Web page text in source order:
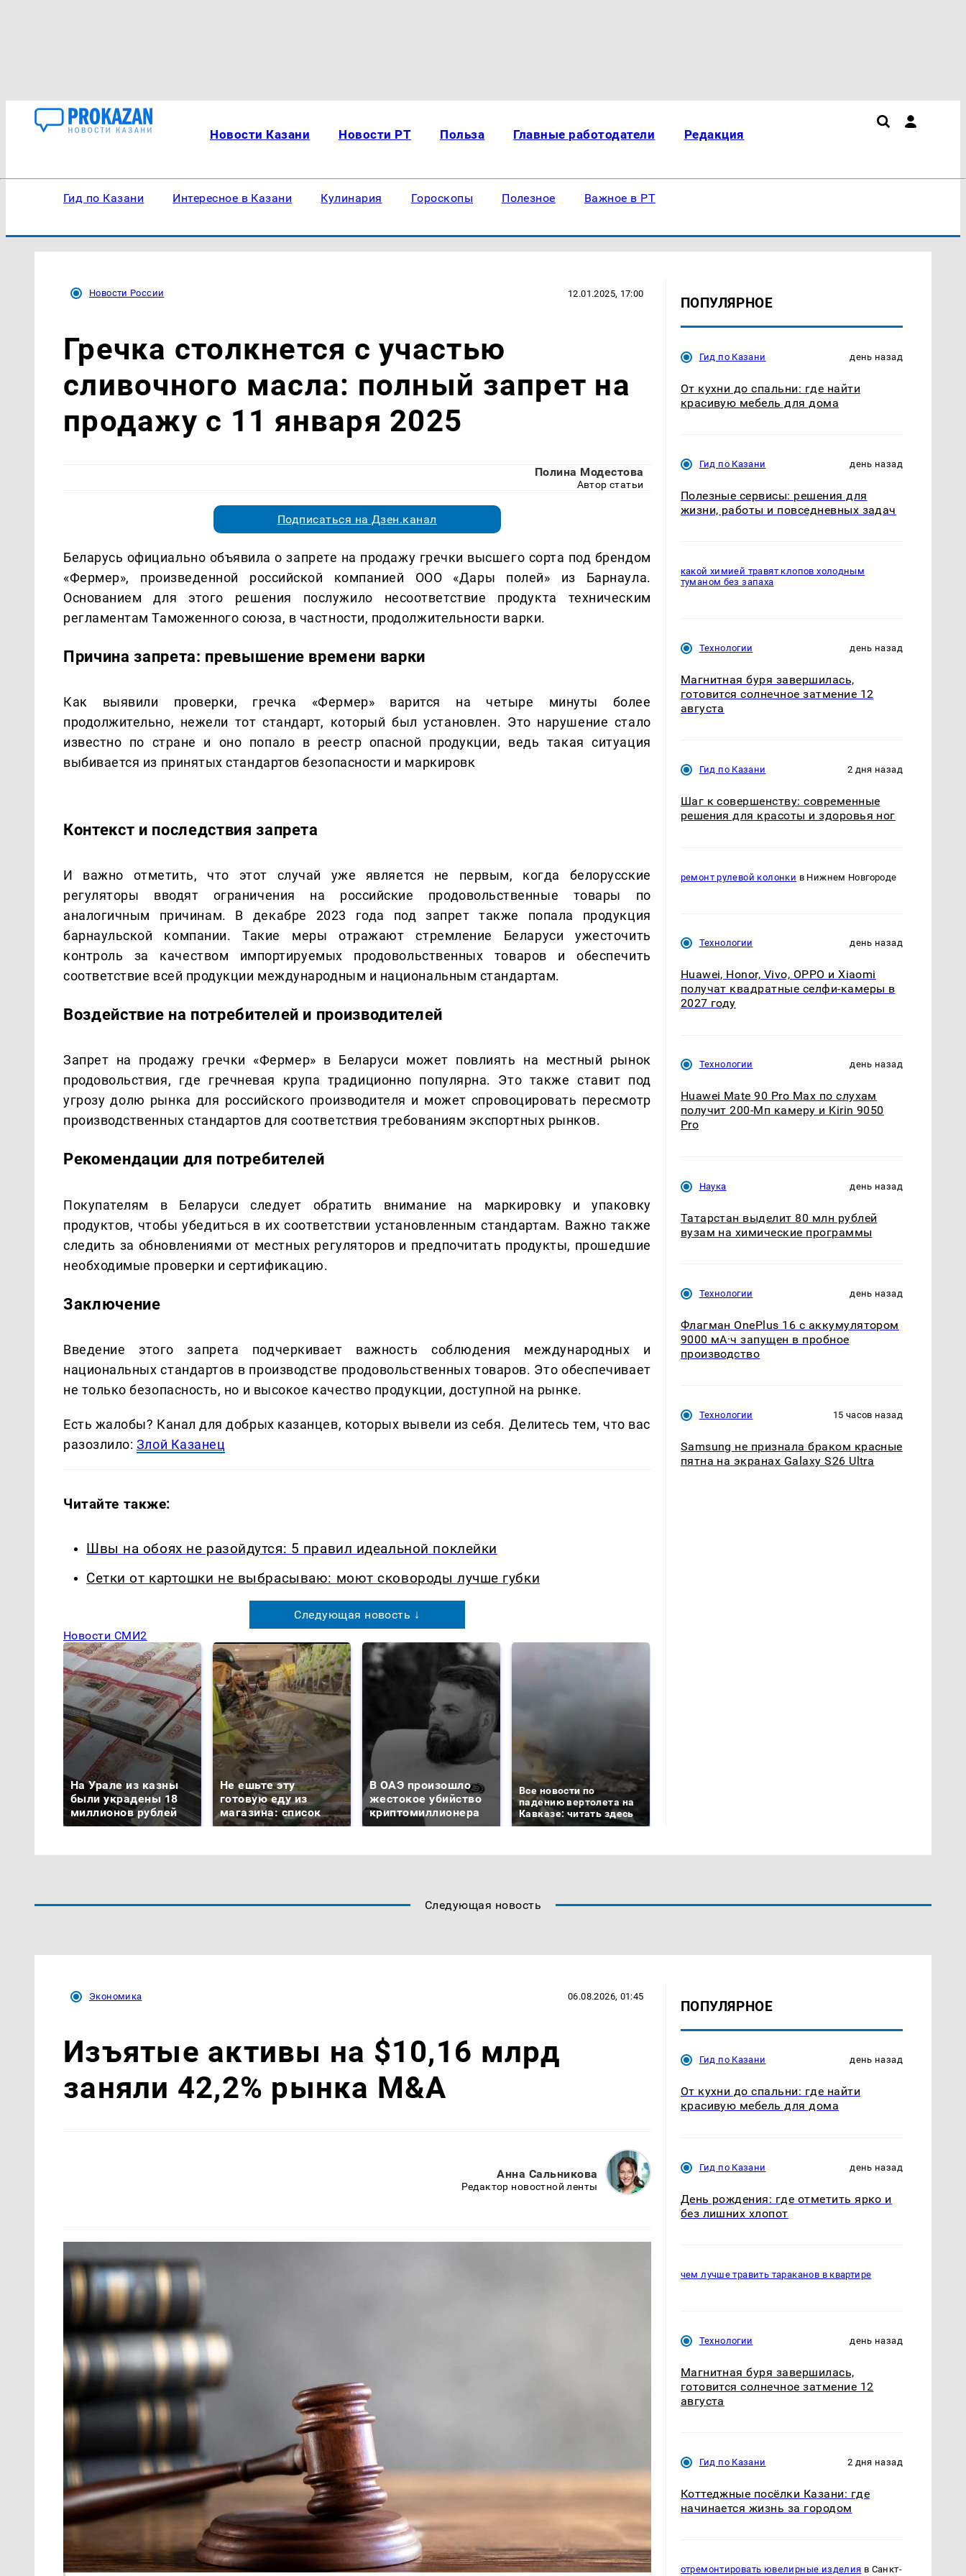
Новости Казани Новости РТ Польза Главные работодатели Редакция
Гид по Казани Интересное в Казани Кулинария Гороскопы Полезное Важное в РТ
Новости России 12.01.2025, 17:00
Гречка столкнется с участью
сливочного масла: полный запрет на
продажу с 11 января 2025
Полина Модестова
Автор статьи
Подписаться на Дзен.канал
Беларусь официально объявила о запрете на продажу гречки высшего сорта под брендом
«Фермер», произведенной российской компанией ООО «Дары полей» из Барнаула.
Основанием для этого решения послужило несоответствие продукта техническим
регламентам Таможенного союза, в частности, продолжительности варки.
Причина запрета: превышение времени варки
Как выявили проверки, гречка «Фермер» варится на четыре минуты более
продолжительно, нежели тот стандарт, который был установлен. Это нарушение стало
известно по стране и оно попало в реестр опасной продукции, ведь такая ситуация
выбивается из принятых стандартов безопасности и маркировк
Контекст и последствия запрета
И важно отметить, что этот случай уже является не первым, когда белорусские
регуляторы вводят ограничения на российские продовольственные товары по
аналогичным причинам. В декабре 2023 года под запрет также попала продукция
барнаульской компании. Такие меры отражают стремление Беларуси ужесточить
контроль за качеством импортируемых продовольственных товаров и обеспечить
соответствие всей продукции международным и национальным стандартам.
Воздействие на потребителей и производителей
Запрет на продажу гречки «Фермер» в Беларуси может повлиять на местный рынок
продовольствия, где гречневая крупа традиционно популярна. Это также ставит под
угрозу долю рынка для российского производителя и может спровоцировать пересмотр
производственных стандартов для соответствия требованиям экспортных рынков.
Рекомендации для потребителей
Покупателям в Беларуси следует обратить внимание на маркировку и упаковку
продуктов, чтобы убедиться в их соответствии установленным стандартам. Важно также
следить за обновлениями от местных регуляторов и предпочитать продукты, прошедшие
необходимые проверки и сертификацию.
Заключение
Введение этого запрета подчеркивает важность соблюдения международных и
национальных стандартов в производстве продовольственных товаров. Это обеспечивает
не только безопасность, но и высокое качество продукции, доступной на рынке.
Есть жалобы? Канал для добрых казанцев, которых вывели из себя. Делитеcь тем, что вас
разозлило: Злой Казанец
Читайте также:
Швы на обоях не разойдутся: 5 правил идеальной поклейки
Сетки от картошки не выбрасываю: моют сковороды лучше губки
Следующая новость ↓
Новости СМИ2
На Урале из казны
были украдены 18
миллионов рублей
Не ешьте эту
готовую еду из
магазина: список
В ОАЭ произошло
жестокое убийство
криптомиллионера
Все новости по
падению вертолета на
Кавказе: читать здесь
ПОПУЛЯРНОЕ
Гид по Казани день назад
От кухни до спальни: где найти
красивую мебель для дома
Гид по Казани день назад
Полезные сервисы: решения для
жизни, работы и повседневных задач
какой химией травят клопов холодным
туманом без запаха
Технологии день назад
Магнитная буря завершилась,
готовится солнечное затмение 12
августа
Гид по Казани 2 дня назад
Шаг к совершенству: современные
решения для красоты и здоровья ног
ремонт рулевой колонки в Нижнем Новгороде
Технологии день назад
Huawei, Honor, Vivo, OPPO и Xiaomi
получат квадратные селфи-камеры в
2027 году
Технологии день назад
Huawei Mate 90 Pro Max по слухам
получит 200-Мп камеру и Kirin 9050
Pro
Наука день назад
Татарстан выделит 80 млн рублей
вузам на химические программы
Технологии день назад
Флагман OnePlus 16 с аккумулятором
9000 мА·ч запущен в пробное
производство
Технологии 15 часов назад
Samsung не признала браком красные
пятна на экранах Galaxy S26 Ultra
Следующая новость
Экономика 06.08.2026, 01:45
Изъятые активы на $10,16 млрд
заняли 42,2% рынка M&A
Анна Сальникова
Редактор новостной ленты
ПОПУЛЯРНОЕ
Гид по Казани день назад
От кухни до спальни: где найти
красивую мебель для дома
Гид по Казани день назад
День рождения: где отметить ярко и
без лишних хлопот
чем лучше травить тараканов в квартире
Технологии день назад
Магнитная буря завершилась,
готовится солнечное затмение 12
августа
Гид по Казани 2 дня назад
Коттеджные посёлки Казани: где
начинается жизнь за городом
отремонтировать ювелирные изделия в Санкт-